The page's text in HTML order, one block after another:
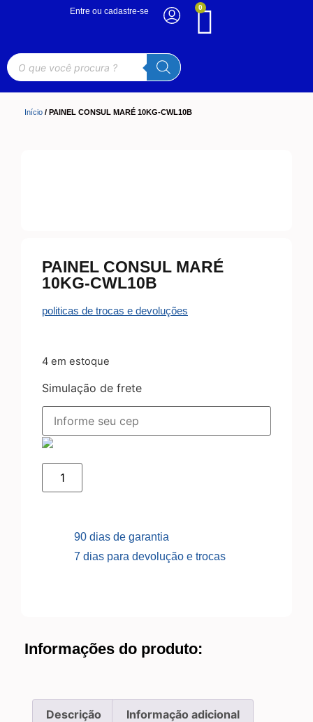
0
Entre ou cadastre-se
Início / PAINEL CONSUL MARÉ 10KG-CWL10B
PAINEL CONSUL MARÉ
10KG-CWL10B
politicas de trocas e devoluções
4 em estoque
Simulação de frete
90 dias de garantia
7 dias para devolução e trocas
Informações do produto:
Descrição Informação adicional